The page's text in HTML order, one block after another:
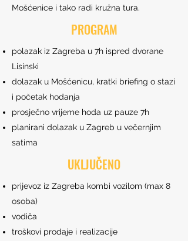
Mošćenice i tako radi kružna tura.
PROGRAM
polazak iz Zagreba u 7h ispred dvorane
Lisinski
dolazak u Mošćenicu, kratki briefing o stazi
i početak hodanja
prosječno vrijeme hoda uz pauze 7h
planirani dolazak u Zagreb u večernjim
satima
UKLJUČENO
prijevoz iz Zagreba kombi vozilom (max 8
osoba)
vodiča
troškovi prodaje i realizacije